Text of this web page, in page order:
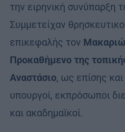
την ειρηνική συνύπαρξη
Συμμετείχαν
επικεφαλής τον
Προκαθήμενο της
Αναστάσιο, ως επίσης
υπουργοί, εκπρόσωποι
και ακαδημαϊκοί.